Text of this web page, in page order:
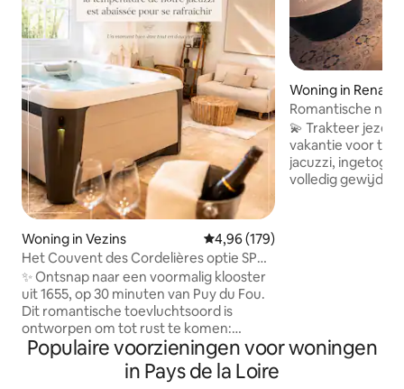
Woning in Vezins Gemiddelde beoordeling van
4,96 (179)
Het Couvent des Cordelières optie SPA
& Diner
✨ Ontsnap naar een voormalig klooster
uit 1655, op 30 minuten van Puy du Fou.
Dit romantische toevluchtsoord is
ontworpen om tot rust te komen:
massages, spelletjes, telescoop,
planetarium, streaming en tal van
ervaringen voor twee. Geniet optioneel
Woning in Renac
Romantische
twee
💫 Trakteer jezelf
vakantie voor
jacuzzi,
volledig gewijd
280 koppels die
Populaire voorzieningen voor woningen
in Pays de la Loire